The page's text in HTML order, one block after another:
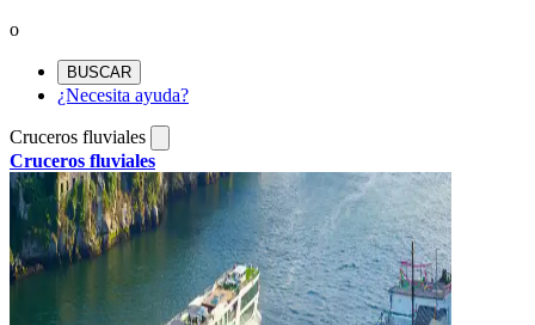
o
BUSCAR
¿Necesita ayuda?
Cruceros fluviales
Cruceros fluviales